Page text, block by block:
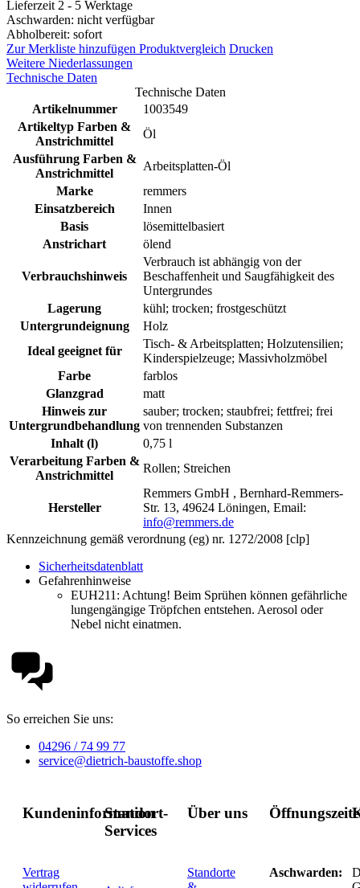
Lieferzeit 2 - 5 Werktage
Aschwarden: nicht verfügbar
Abholbereit: sofort
Zur Merkliste hinzufügen Produktvergleich Drucken
Weitere Niederlassungen
Technische Daten
Technische Daten
Artikelnummer
1003549
Artikeltyp Farben &
Anstrichmittel
Öl
Ausführung Farben &
Anstrichmittel
Arbeitsplatten-Öl
Marke
remmers
Einsatzbereich
Innen
Basis
lösemittelbasiert
Anstrichart
ölend
Verbrauchshinweis
Verbrauch ist abhängig von der
Beschaffenheit und Saugfähigkeit des
Untergrundes
Lagerung
kühl; trocken; frostgeschützt
Untergrundeignung
Holz
Ideal geeignet für
Tisch- & Arbeitsplatten; Holzutensilien;
Kinderspielzeuge; Massivholzmöbel
Farbe
farblos
Glanzgrad
matt
Hinweis zur
Untergrundbehandlung
sauber; trocken; staubfrei; fettfrei; frei
von trennenden Substanzen
Inhalt (l)
0,75 l
Verarbeitung Farben &
Anstrichmittel
Rollen; Streichen
Hersteller
Remmers GmbH , Bernhard-Remmers-
Str. 13, 49624 Löningen, Email:
info@remmers.de
Kennzeichnung gemäß verordnung (eg) nr. 1272/2008 [clp]
Sicherheitsdatenblatt
Gefahrenhinweise
EUH211: Achtung! Beim Sprühen können gefährliche
lungengängige Tröpfchen entstehen. Aerosol oder
Nebel nicht einatmen.
So erreichen Sie uns:
04296 / 74 99 77
service@dietrich-baustoffe.shop
Kundeninformation
Vertrag
Standort-
Services
Über uns
Standorte
Aschwarden: